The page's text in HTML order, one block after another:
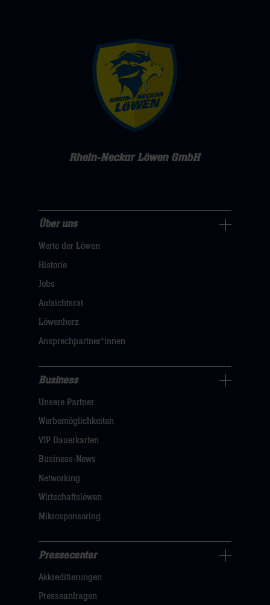
Rhein-Neckar Löwen GmbH
uns
Navigation
öffnen,
hier
Über uns
Werte der Löwen
Historie
Jobs
Aufsichtsrat
Löwenherz
Ansprechpartner*innen
Navigation
öffnen,
dann
klicken
Business
Unsere Partner
Werbemöglichkeiten
VIP Dauerkarten
Business-News
Networking
Wirtschaftslöwen
Mikrosponsoring
Navigation
öffnen,
Pressecenter
Akkreditierungen
Presseanfragen